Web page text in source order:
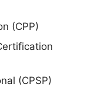
(CPP)
(CPSP)